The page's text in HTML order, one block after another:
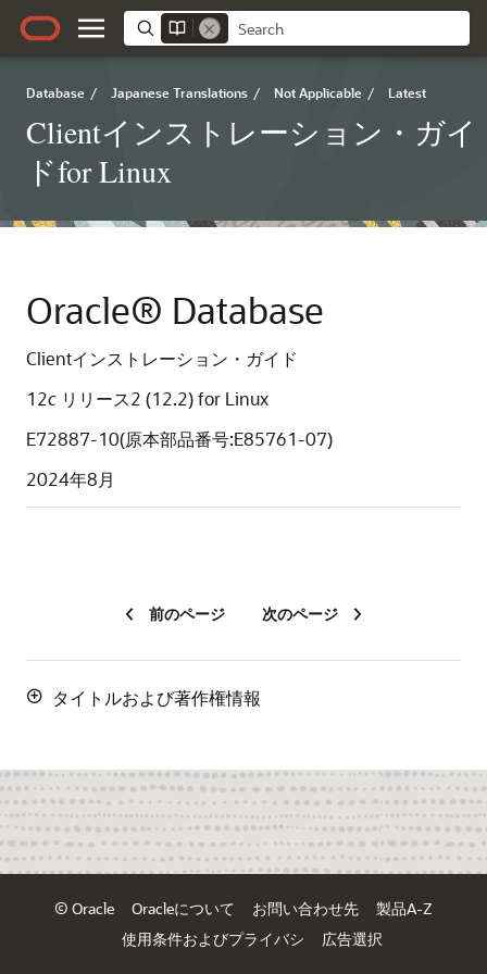
Database / Japanese Translations / Not Applicable / Latest
Clientインストレーション・ガイ
ドfor Linux
Oracle® Database
Clientインストレーション・ガイド
12c リリース2 (12.2)for Linux
E72887-10(原本部品番号:E85761-07)
2024年8月
前のページ 次のページ
タイトルおよび著作権情報
© Oracle Oracleについて お問い合わせ先
製品A-Z
使用条件およびプライバシ
広告選択